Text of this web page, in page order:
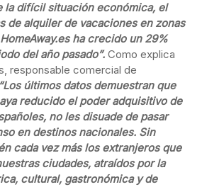
la difícil situación económica, el
de alquiler de vacaciones en zonas
ha crecido un 29%
del año pasado”. Como explica
responsable comercial de
“Los últimos datos demuestran que
reducido el poder adquisitivo de
no les disuade de pasar
en destinos nacionales. Sin
cada vez más los extranjeros que
ciudades, atraídos por la
cultural, gastronómica y de